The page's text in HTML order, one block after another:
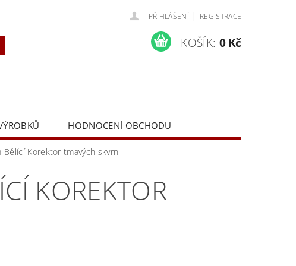
PŘIHLÁŠENÍ | REGISTRACE
KOŠÍK: 0 Kč
HODNOCENÍ OBCHODU
Bělící Korektor tmavých skvrn
KOREKTOR